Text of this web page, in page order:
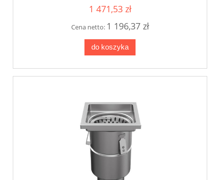
1 471,53 zł
Cena netto: 1 196,37 zł
do koszyka